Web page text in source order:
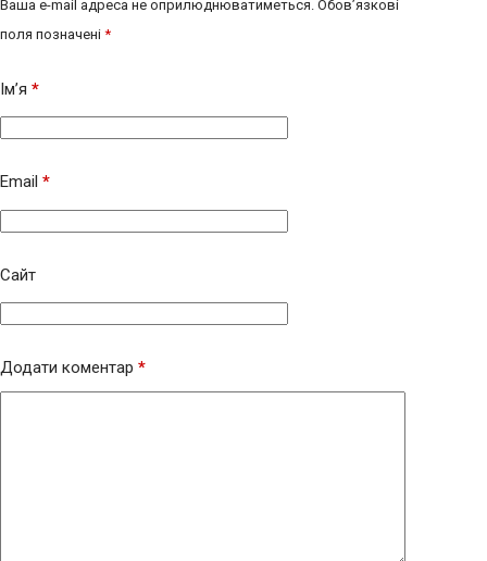
Ваша e-mail адреса не оприлюднюватиметься. Обов’язкові
поля позначені *
Ім’я *
Email *
Сайт
Додати коментар *